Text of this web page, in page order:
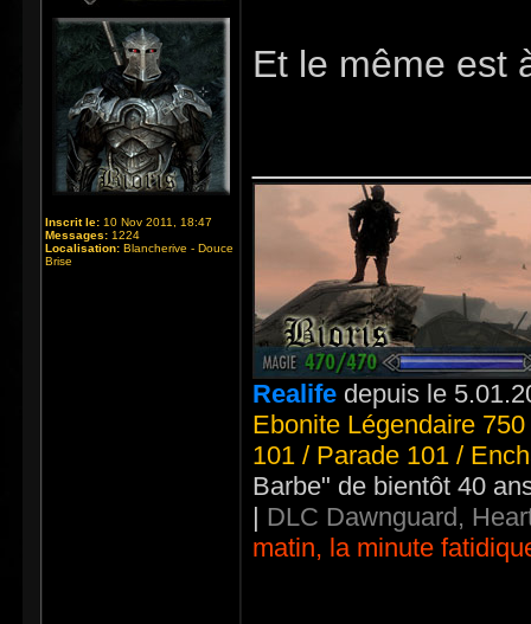
Inscrit le: 10 Nov 2011, 18:47
Messages: 1224
Localisation: Blancherive - Douce
Brise
Et le même est
Realife depuis le
Ebonite Légendaire
101 / Parade 101 /
Barbe" de bientôt 40
| DLC Dawnguard,
matin, la minute